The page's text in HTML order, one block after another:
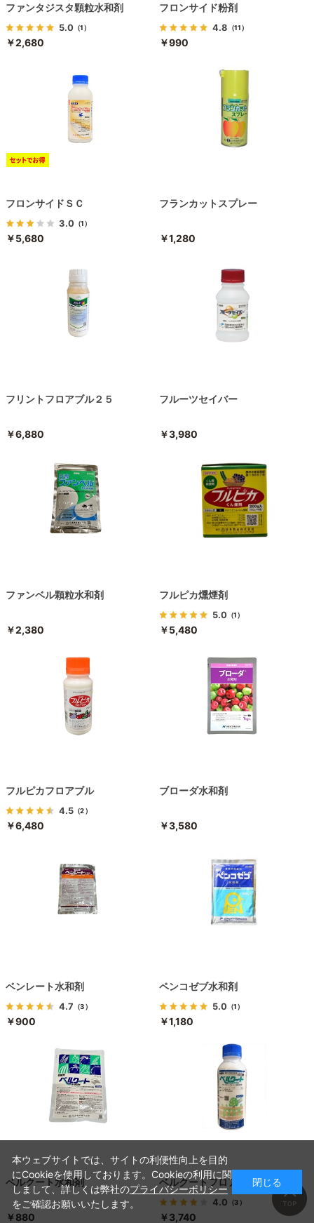
ファンタジスタ顆粒水和剤
5.0 （1）
￥2,680
フロンサイド粉剤
4.8 （11）
￥990
フロンサイドＳＣ
3.0 （1）
￥5,680
フランカットスプレー
￥1,280
フリントフロアブル２５
￥6,880
フルーツセイバー
￥3,980
ファンベル顆粒水和剤
￥2,380
フルピカ燻煙剤
5.0 （1）
￥5,480
フルピカフロアブル
4.5（2）
￥6,480
ブローダ水和剤
￥3,580
ベンレート水和剤
4.7 （3）
￥900
ペンコゼブ水和剤
5.0 （1）
￥1,180
ベルクート水和剤
￥880
ベルクートフロアブル
4.0 （3）
￥3,740
本ウェブサイトでは、サイトの利便性向上を目的
にCookieを使用しております。Cookieの利用に関
しまして、詳しくは弊社のプライバシーポリシー
をご確認お願いいたします。
閉じる